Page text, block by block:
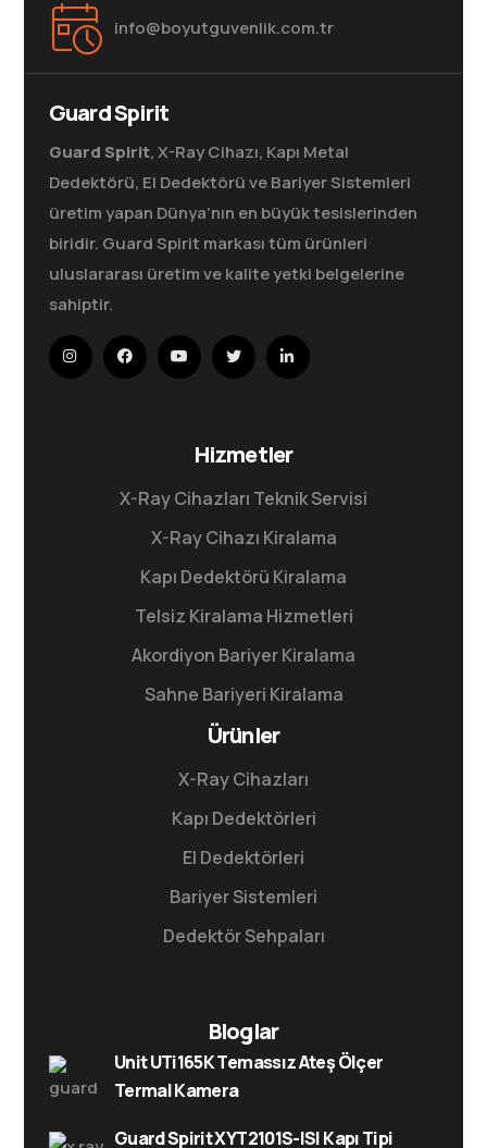
info@boyutguvenlik.com.tr
Guard Spirit
Guard Spirit, X-Ray Cihazı, Kapı Metal
Dedektörü, El Dedektörü ve Bariyer Sistemleri
üretim yapan Dünya’nın en büyük tesislerinden
biridir. Guard Spirit markası tüm ürünleri
uluslararası üretim ve kalite yetki belgelerine
sahiptir.
Hizmetler
X-Ray Cihazları Teknik Servisi
X-Ray Cihazı Kiralama
Kapı Dedektörü Kiralama
Telsiz Kiralama Hizmetleri
Akordiyon Bariyer Kiralama
Sahne Bariyeri Kiralama
Ürünler
X-Ray Cihazları
Kapı Dedektörleri
El Dedektörleri
Bariyer Sistemleri
Dedektör Sehpaları
Bloglar
Unit UTi165K Temassız Ateş Ölçer
Termal Kamera
Guard Spirit XYT2101S-ISI Kapı Tipi